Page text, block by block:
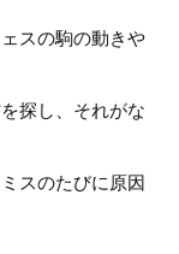
スの駒の動きや
探し、それがな
スのたびに原因